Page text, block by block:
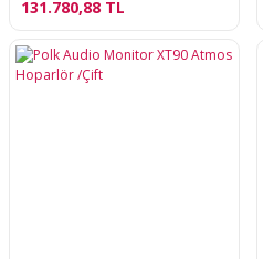
131.780,88 TL